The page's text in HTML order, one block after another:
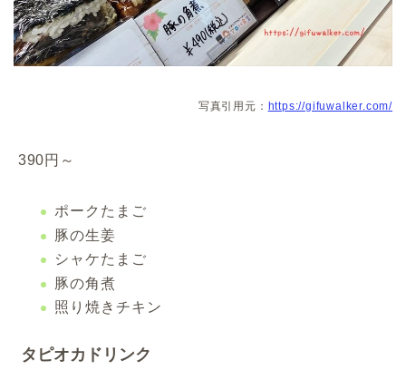
写真引用元： https://gifuwalker.com/
390円～
ポークたまご
豚の生姜
シャケたまご
豚の角煮
照り焼きチキン
タピオカドリンク